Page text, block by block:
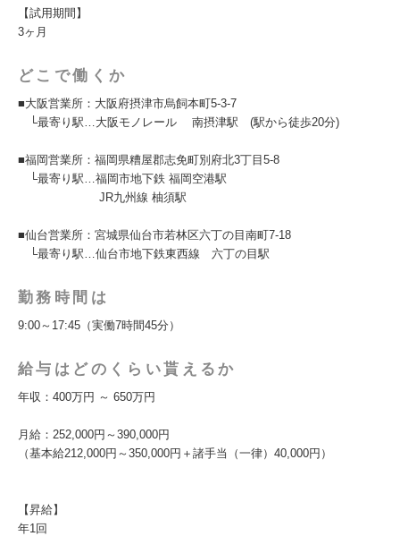
【試用期間】
3ヶ月
どこで働くか
■大阪営業所：大阪府摂津市烏飼本町5-3-7
└最寄り駅…大阪モノレール 南摂津駅 (駅から徒歩20分)
■福岡営業所：福岡県糟屋郡志免町別府北3丁目5-8
└最寄り駅…福岡市地下鉄 福岡空港駅
JR九州線 柚須駅
■仙台営業所：宮城県仙台市若林区六丁の目南町7-18
└最寄り駅…仙台市地下鉄東西線 六丁の目駅
勤務時間は
9:00～17:45（実働7時間45分）
給与はどのくらい貰えるか
年収：400万円 ～ 650万円
月給：252,000円～390,000円
（基本給212,000円～350,000円＋諸手当（一律）40,000円）
【昇給】
年1回